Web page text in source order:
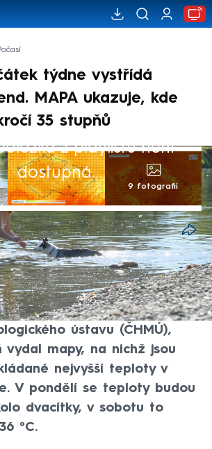
týdne vystřídá
MAPA ukazuje, kde
35 stupňů
z playlistu není
dostupná.
9 fotografií
NEWS
týdne vystřídá v jeho
letní, místy až tropické
to z předpovědi Českého
ústavu (ČHMÚ),
vydal mapy, na nichž jsou
nejvyšší teploty v
V pondělí se teploty budou
dvacítky, v sobotu to
°C.